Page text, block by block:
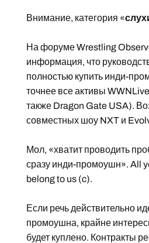
Внимание, категория «
На форуме Wrestling
информация, что
полностью купить инди-
точнее все активы
также Dragon Gate USA).
совместных шоу NXT и
Мол, «хватит проводить
сразу инди-промоушн». All
belong to us (c).
Если речь действительно
промоушна, крайне
будет куплено. Контракты